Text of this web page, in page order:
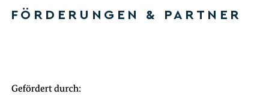
FÖRDERUNGEN & PARTNER